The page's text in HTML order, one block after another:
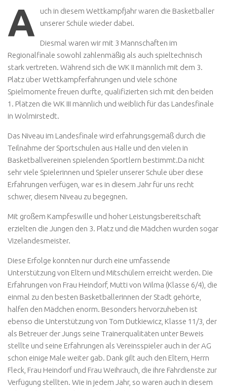
A
uch in diesem Wettkampfjahr waren die Basketballer
unserer Schüle wieder dabei.
Diesmal waren wir mit 3 Mannschaften im
Regionalfinale sowohl zahlenmäßig als auch spieltechnisch
stark vertreten. Während sich die WK II männlich mit dem 3.
Platz über Wettkampferfahrungen und viele schöne
Spielmomente freuen durfte, qualifizierten sich mit den beiden
1. Plätzen die WK III männlich und weiblich für das Landesfinale
in Wolmirstedt.
Das Niveau im Landesfinale wird erfahrungsgemäß durch die
Teilnahme der Sportschulen aus Halle und den vielen in
Basketballvereinen spielenden Sportlern bestimmt.Da nicht
sehr viele Spielerinnen und Spieler unserer Schule über diese
Erfahrungen verfügen, war es in diesem Jahr für uns recht
schwer, diesem Niveau zu begegnen.
Mit großem Kampfeswille und hoher Leistungsbereitschaft
erzielten die Jungen den 3. Platz und die Mädchen wurden sogar
Vizelandesmeister.
Diese Erfolge konnten nur durch eine umfassende
Unterstützung von Eltern und Mitschülern erreicht werden. Die
Erfahrungen von Frau Heindorf, Mutti von Wilma (Klasse 6/4), die
einmal zu den besten Basketballerinnen der Stadt gehörte,
halfen den Mädchen enorm. Besonders hervorzuheben ist
ebenso die Unterstützung von Tom Dutkiewicz, Klasse 11/3, der
als Betreuer der Jungs seine Trainerqualitäten unter Beweis
stellte und seine Erfahrungen als Vereinsspieler auch in der AG
schon einige Male weiter gab. Dank gilt auch den Eltern, Herrn
Fleck, Frau Heindorf und Frau Weihrauch, die ihre Fahrdienste zur
Verfügung stellten. Wie in jedem Jahr, so waren auch in diesem